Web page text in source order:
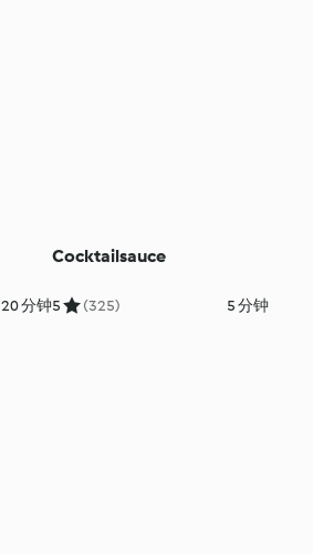
20 分钟
Cocktailsauce
5 (325) 5 分钟